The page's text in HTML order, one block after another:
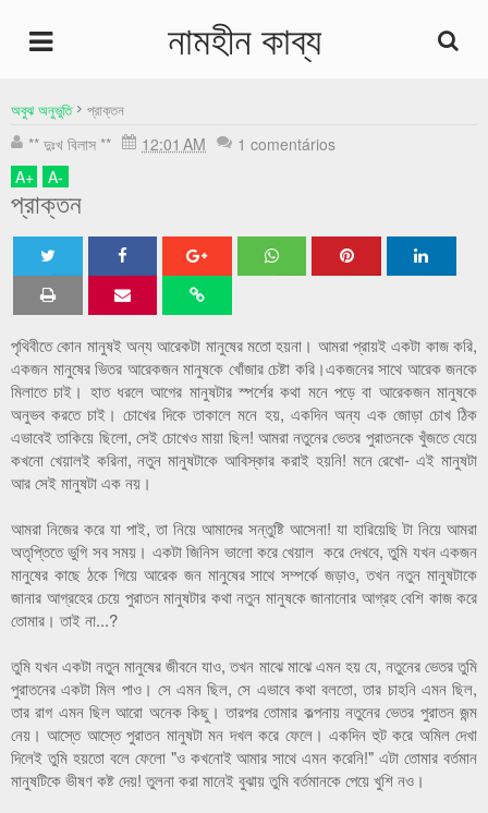
নামহীন কাব্য
অবুঝ অনুভুতি প্রাক্তন
** দুঃখ বিলাস ** 12:01 AM
1 comentários
A+ A-
প্রাক্তন
Twe
Sha
পৃথিবীতে কোন মানুষই অন্য আরেকটা মানুষের মতো হয়না। আমরা প্রায়ই একটা কাজ করি,
একজন মানুষের ভিতর আরেকজন মানুষকে খোঁজার চেষ্টা করি।একজনের সাথে আরেক জনকে
মিলাতে চাই। হাত ধরলে আগের মানুষটার স্পর্শের কথা মনে পড়ে বা আরেকজন মানুষকে
অনুভব করতে চাই। চোখের দিকে তাকালে মনে হয়, একদিন অন্য এক জোড়া চোখ ঠিক
এভাবেই তাকিয়ে ছিলো, সেই চোখেও মায়া ছিল! আমরা নতুনের ভেতর পুরাতনকে খুঁজতে যেয়ে
কখনো খেয়ালই করিনা, নতুন মানুষটাকে আবিস্কার করাই হয়নি! মনে রেখো- এই মানুষটা
আর সেই মানুষটা এক নয়।
আমরা নিজের করে যা পাই, তা নিয়ে আমাদের সন্তুষ্টি আসেনা! যা হারিয়েছি টা নিয়ে আমরা
অতৃপ্তিতে ভুগি সব সময়। একটা জিনিস ভালো করে খেয়াল করে দেখবে, তুমি যখন একজন
মানুষের কাছে ঠকে গিয়ে আরেক জন মানুষের সাথে সম্পর্কে জড়াও, তখন নতুন মানুষটাকে
জানার আগ্রহের চেয়ে পুরাতন মানুষটার কথা নতুন মানুষকে জানানোর আগ্রহ বেশি কাজ করে
তোমার। তাই না...?
তুমি যখন একটা নতুন মানুষের জীবনে যাও, তখন মাঝে মাঝে এমন হয় যে, নতুনের ভেতর তুমি
পুরাতনের একটা মিল পাও। সে এমন ছিল, সে এভাবে কথা বলতো, তার চাহনি এমন ছিল,
তার রাগ এমন ছিল আরো অনেক কিছু। তারপর তোমার কল্পনায় নতুনের ভেতর পুরাতন জন্ম
নেয়। আস্তে আস্তে পুরাতন মানুষটা মন দখল করে ফেলে। একদিন হুট করে অমিল দেখা
দিলেই তুমি হয়তো বলে ফেলো "ও কখনোই আমার সাথে এমন করেনি!" এটা তোমার বর্তমান
মানুষটিকে ভীষণ কষ্ট দেয়! তুলনা করা মানেই বুঝায় তুমি বর্তমানকে পেয়ে খুশি নও।
Home
Home